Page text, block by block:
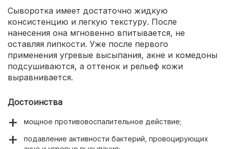
Сыворотка имеет достаточно жидкую
консистенцию и легкую текстуру. После
нанесения она мгновенно впитывается, не
оставляя липкости. Уже после первого
применения угревые высыпания, акне и комедоны
подсушиваются, а оттенок и рельеф кожи
выравнивается.
Достоинства
мощное противовоспалительное действие;
подавление активности бактерий, провоцирующих